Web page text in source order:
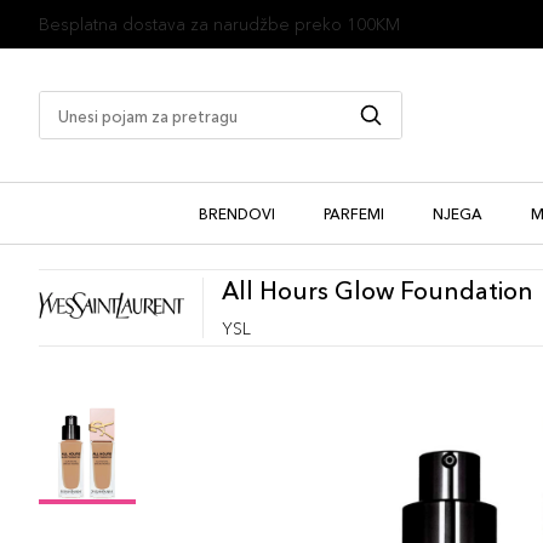
1 besplatan uzorak uz kupovinu
BRENDOVI PARFEMI NJEGA
All Hours Glow Foundation
YSL